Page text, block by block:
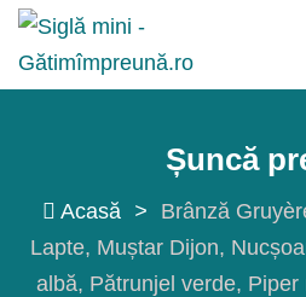
Sări
conținut
Șuncă
Acasă > Brânză
Lapte Muștar Dijon
albă Pătrunjel verde Piper